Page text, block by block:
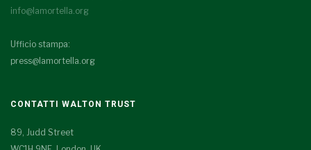
info@lamortella.org
Ufficio stampa:
press@lamortella.org
CONTATTI WALTON TRUST
89, Judd Street